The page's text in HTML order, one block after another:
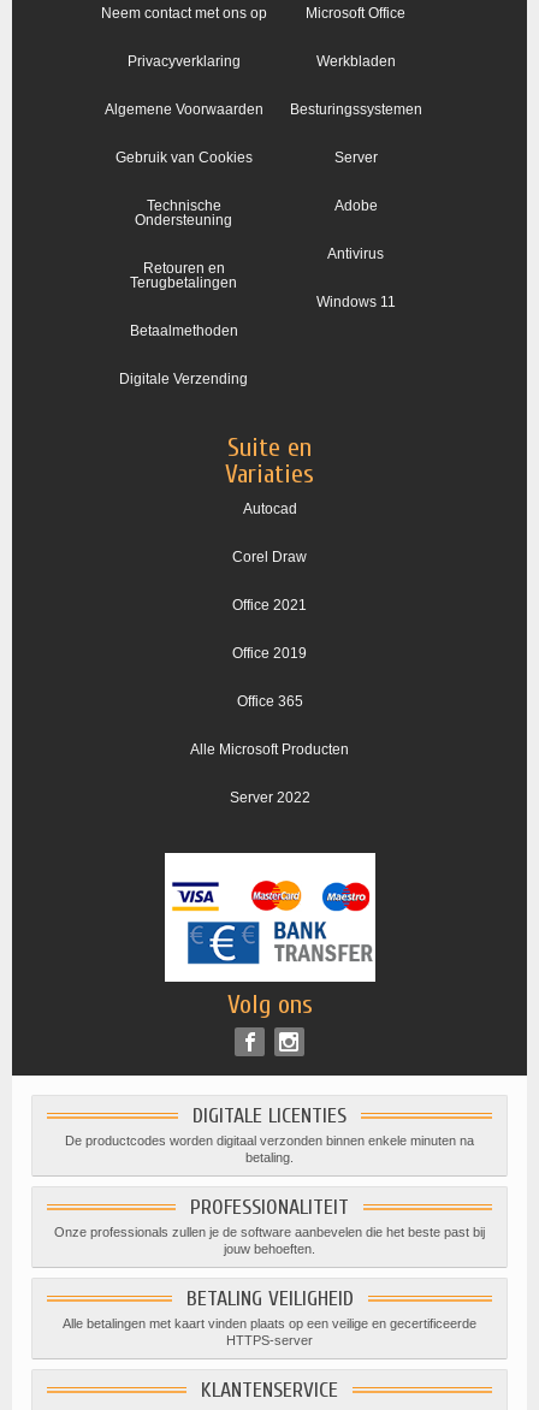
Neem contact met ons op
Privacyverklaring
Algemene Voorwaarden
Gebruik van Cookies
Technische
Ondersteuning
Retouren en
Terugbetalingen
Betaalmethoden
Digitale Verzending
Microsoft Office
Werkbladen
Besturingssystemen
Server
Adobe
Antivirus
Windows 11
Suite en
Variaties
Autocad
Corel Draw
Office 2021
Office 2019
Office 365
Alle Microsoft Producten
Server 2022
Volg ons
DIGITALE LICENTIES
De productcodes worden digitaal verzonden binnen enkele minuten na
betaling.
PROFESSIONALITEIT
Onze professionals zullen je de software aanbevelen die het beste past bij
jouw behoeften.
BETALING VEILIGHEID
Alle betalingen met kaart vinden plaats op een veilige en gecertificeerde
HTTPS-server
KLANTENSERVICE